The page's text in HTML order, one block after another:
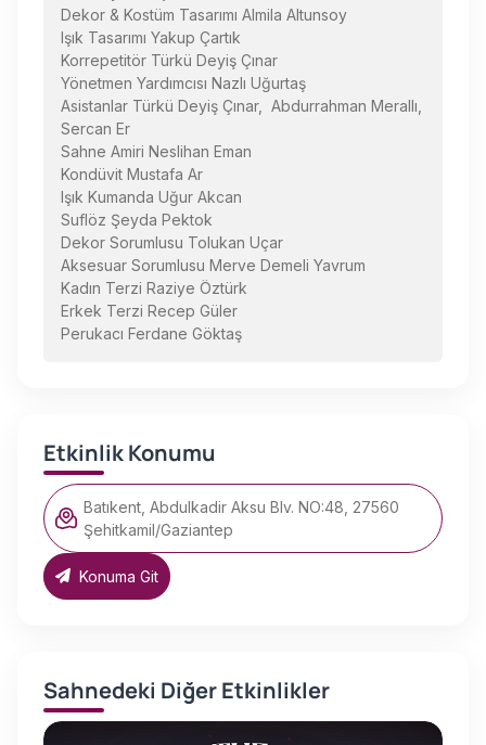
Dekor & Kostüm Tasarımı Almila Altunsoy
Işık Tasarımı Yakup Çartık
Korrepetitör Türkü Deyiş Çınar
Yönetmen Yardımcısı Nazlı Uğurtaş
Asistanlar Türkü Deyiş Çınar, Abdurrahman Merallı,
Sercan Er
Sahne Amiri Neslihan Eman
Kondüvit Mustafa Ar
Işık Kumanda Uğur Akcan
Suflöz Şeyda Pektok
Dekor Sorumlusu Tolukan Uçar
Aksesuar Sorumlusu Merve Demeli Yavrum
Kadın Terzi Raziye Öztürk
Erkek Terzi Recep Güler
Perukacı Ferdane Göktaş
Etkinlik Konumu
Batıkent, Abdulkadir Aksu Blv. NO:48, 27560
Şehitkamil/Gaziantep
Konuma Git
Sahnedeki Diğer Etkinlikler